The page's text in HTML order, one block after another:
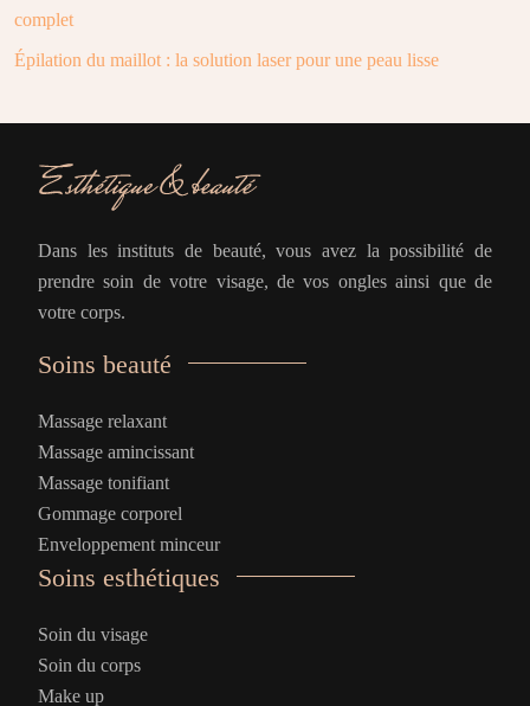
complet
Épilation du maillot : la solution laser pour une peau lisse
Dans les instituts de beauté, vous avez la possibilité de
prendre soin de votre visage, de vos ongles ainsi que de
votre corps.
Soins beauté
Massage relaxant
Massage amincissant
Massage tonifiant
Gommage corporel
Enveloppement minceur
Soins esthétiques
Soin du visage
Soin du corps
Make up